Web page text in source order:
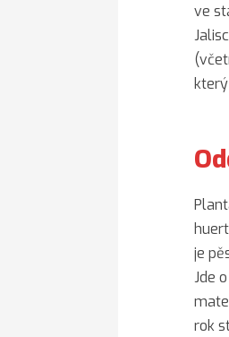
ve
je
Jde
rok